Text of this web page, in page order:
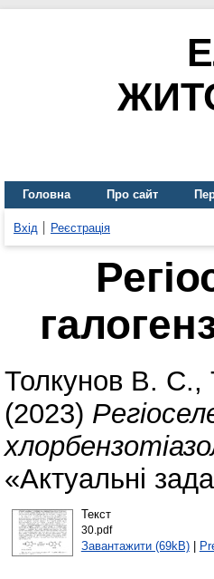
Головна Про сайт
Вхід Реєстрація
Толкунов В. С.,
(2023)
«Актуальні
Текст
30.pdf
Завантажити (69kB)|